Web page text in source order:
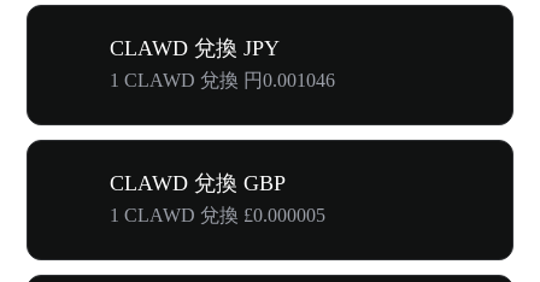
CLAWD 兌換 JPY
1 CLAWD 兌換 円0.001046
CLAWD 兌換 GBP
1 CLAWD 兌換 £0.000005